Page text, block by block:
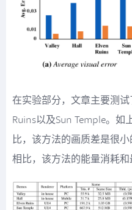
在实验部分，文章主要测试
Ruins以及Sun Temple。如
比，该方法的画质差是很
相比，该方法的能量消耗和